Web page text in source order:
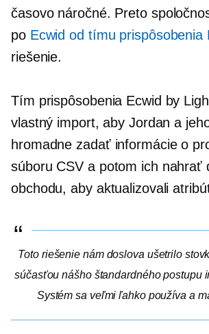
časovo náročné. Preto
po Ecwid od tímu prispôsobenia
riešenie.
Tím prispôsobenia Ecwid by
vlastný import, aby Jordan a
hromadne zadať informácie o
súboru CSV a potom ich nahrať
obchodu, aby aktualizovali
Toto riešenie nám doslova ušetrilo
súčasťou nášho štandardného postupu
Systém sa veľmi ľahko používa a